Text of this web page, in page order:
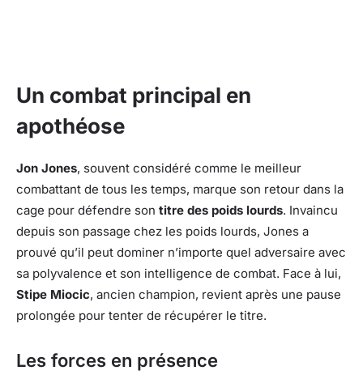
Un combat principal en
apothéose
Jon Jones, souvent considéré comme le meilleur
combattant de tous les temps, marque son retour dans la
cage pour défendre son titre des poids lourds. Invaincu
depuis son passage chez les poids lourds, Jones a
prouvé qu’il peut dominer n’importe quel adversaire avec
sa polyvalence et son intelligence de combat. Face à lui,
Stipe Miocic, ancien champion, revient après une pause
prolongée pour tenter de récupérer le titre.
Les forces en présence